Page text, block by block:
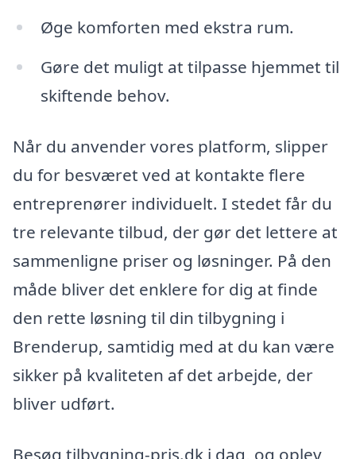
Øge komforten med ekstra rum.
Gøre det muligt at tilpasse hjemmet til
skiftende behov.
Når du anvender vores platform, slipper
du for besværet ved at kontakte flere
entreprenører individuelt. I stedet får du
tre relevante tilbud, der gør det lettere at
sammenligne priser og løsninger. På den
måde bliver det enklere for dig at finde
den rette løsning til din tilbygning i
Brenderup, samtidig med at du kan være
sikker på kvaliteten af det arbejde, der
bliver udført.
Besøg tilbygning-pris.dk i dag, og oplev